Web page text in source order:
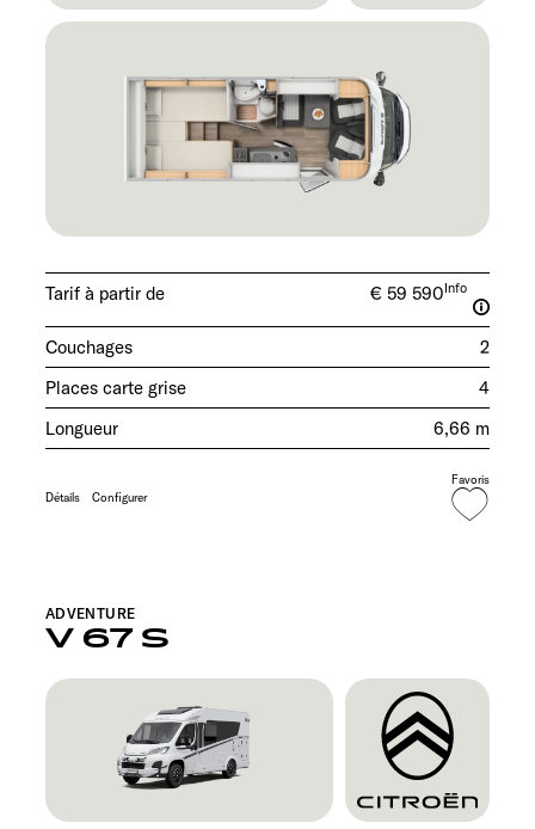
Tarif à partir de € 59 590Info
Couchages
2
Places carte grise
4
Longueur
6,66 m
Détails Configurer
Favoris
V 67 S
ADVENTURE